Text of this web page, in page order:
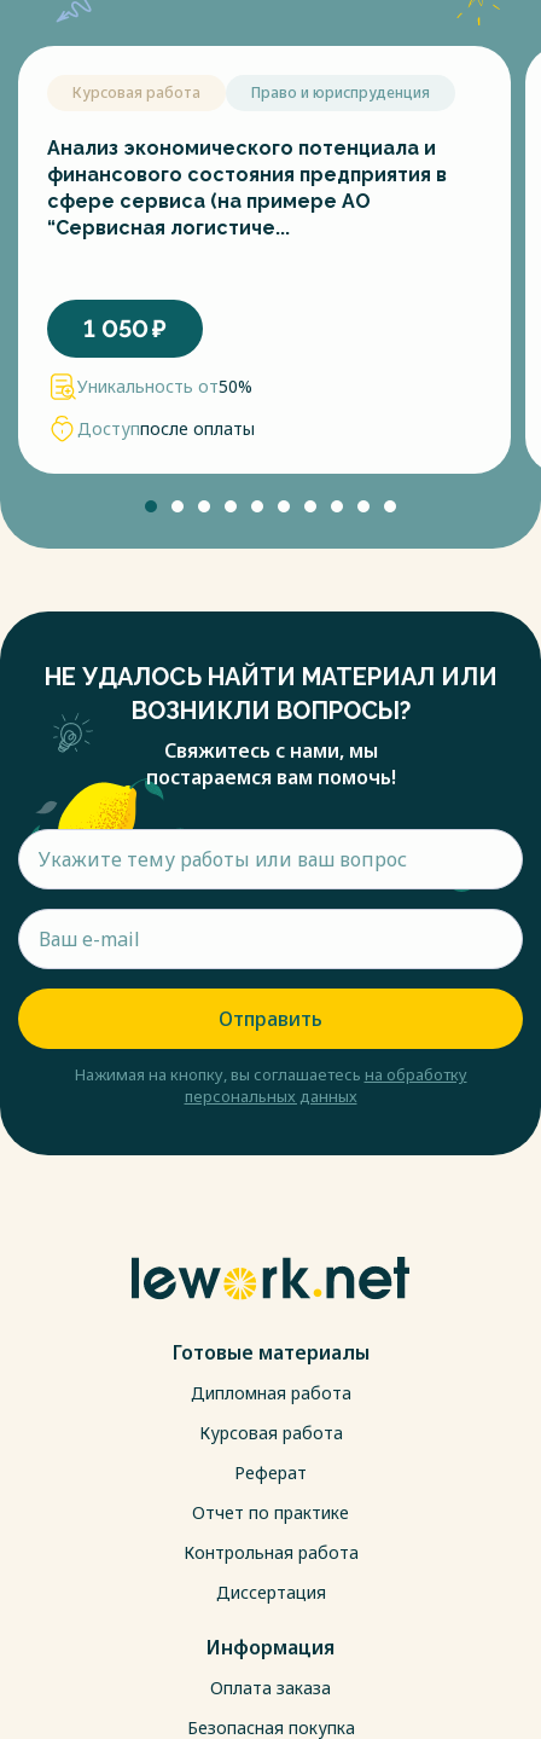
Курсовая работа Право и юриспруденция
Анализ экономического потенциала и
финансового состояния предприятия в
сфере сервиса (на примере АО
“Сервисная логистиче...
1 050₽
Уникальность от50%
Доступпосле оплаты
НЕ УДАЛОСЬ НАЙТИ МАТЕРИАЛ ИЛИ
ВОЗНИКЛИ ВОПРОСЫ?
Свяжитесь с нами, мы
постараемся вам помочь!
Отправить
Нажимая на кнопку, вы соглашаетесь на обработку
персональных данных
Готовые материалы
Дипломная работа
Курсовая работа
Реферат
Отчет по практике
Контрольная работа
Диссертация
Информация
Оплата заказа
Безопасная покупка